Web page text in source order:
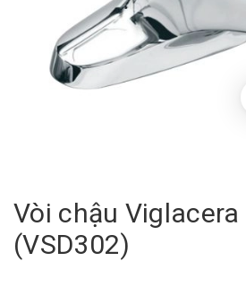
Vòi chậu Viglacera
(VSD302)